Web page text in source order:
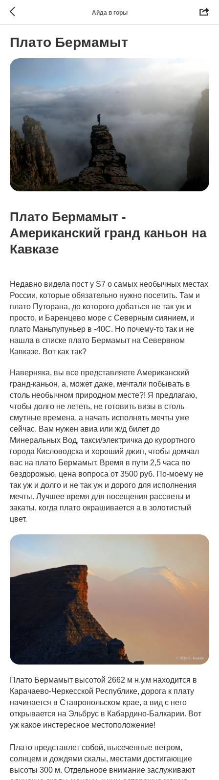
Айда в горы
Плато Бермамыт
Плато Бермамыт -
Американский гранд каньон на
Кавказе
Недавно видела пост у S7 о самых необычных местах
России, которые обязательно нужно посетить. Там и
плато Путорана, до которого добаться не так уж и
просто, и Баренцево море с Северным сиянием, и
плато Маньпупуньер в -40С. Но почему-то так и не
нашла в списке плато Бермамыт на Севервном
Кавказе. Вот как так?
Наверняка, вы все представляете Американский
гранд-каньон, а, может даже, мечтали побывать в
столь необычном природном месте?! Я предлагаю,
чтобы долго не лететь, не готовить визы в столь
смутные времена, а начать исполнять мечты уже
сейчас. Вам нужен авиа или ж/д билет до
Минеральных Вод, такси/электричка до курортного
города Кисловодска и хороший джип, чтобы домчал
вас на плато Бермамыт. Время в пути 2,5 часа по
бездорожью, цена вопроса от 3500 руб. По-моему не
так уж и долго и не так уж и дорого для исполнения
мечты. Лучшее время для посещения рассветы и
закаты, когда плато окрашивается а в золотистый
цвет.
Плато Бермамыт высотой 2662 м н.у.м находится в
Карачаево-Черкесской Республике, дорога к плату
начинается в Ставропольском крае, а вид с него
открывается на Эльбрус в Кабардино-Балкарии. Вот
уж какое инстересное местоположение!
Плато представлет собой, высеченные ветром,
солнцем и дождями скалы, местами достигающие
высоты 300 м. Отдельноое внимание заслуживают